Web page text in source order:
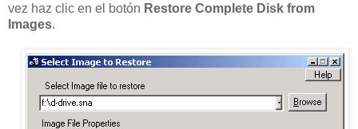
vez haz clic en el botón Restore Complete Disk from
Images.